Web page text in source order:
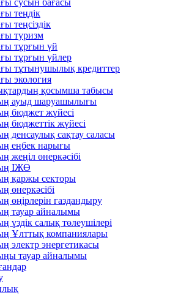
сусын бағасы
теңдік
теңсіздік
туризм
тұрғын үй
тұрғын үйлер
тұтынушылық кредиттер
экология
қосымша табысы
ауыд шаруашылығы
бюджет жүйесі
бюджеттік жүйесі
денсаулық сақтау саласы
еңбек нарығы
жеңіл өнеркәсібі
ІЖӨ
қаржы секторы
өнеркәсібі
өңірлерін газдандыру
тауар айналымы
үздік салық төлеушілері
Ұлттық компаниялары
электр энергетикасы
тауар айналымы